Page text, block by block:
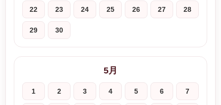
22 23 24 25 26 27 28
29 30
5月
1 2 3 4 5 6 7